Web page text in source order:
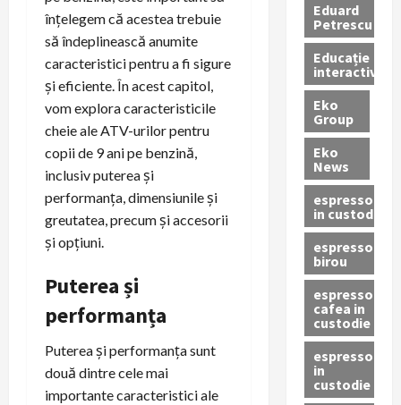
înțelegem că acestea trebuie
să îndeplinească anumite
caracteristici pentru a fi sigure
și eficiente. În acest capitol,
vom explora caracteristicile
cheie ale ATV-urilor pentru
copii de 9 ani pe benzină,
inclusiv puterea și
performanța, dimensiunile și
greutatea, precum și accesorii
și opțiuni.
Puterea și
performanța
Puterea și performanța sunt
două dintre cele mai
importante caracteristici ale
Eduard
Petrescu
Educație
interactivă
Eko
Group
Eko
News
espressoare
in custodie
espressor
birou
espressor
cafea in
custodie
espressor
in
custodie